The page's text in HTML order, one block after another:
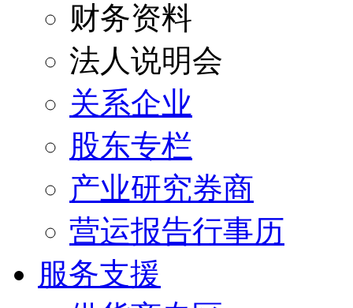
财务资料
法人说明会
关系企业
股东专栏
产业研究券商
营运报告行事历
服务支援